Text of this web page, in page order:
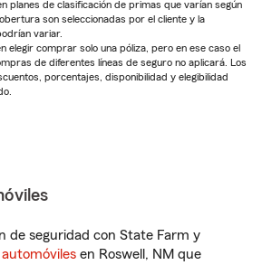
planes de clasificación de primas que varían según
son seleccionadas por el cliente y la
variar.
elegir comprar solo una póliza, pero en ese caso el
de diferentes líneas de seguro no aplicará. Los
porcentajes, disponibilidad y elegibilidad
de seguridad con State Farm y
en Roswell, NM que